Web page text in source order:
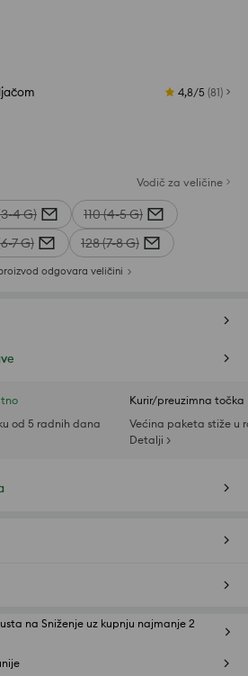
4,8/5 (81)
Vodič za veličine
4 G)
110 (4-5 G)
7 G) 128 (7-8 G)
odgovara veličini
od 5 radnih dana
Kurir/preuzimna točka
Većina paketa stiže u
Detalji >
na Sniženje uz kupnju najmanje 2